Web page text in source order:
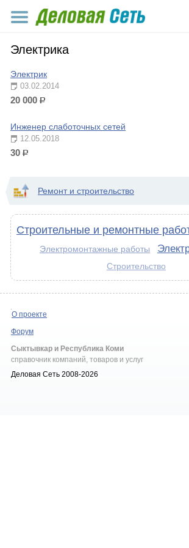
Электрика
Электрик
03.02.2014
20 000 р.
Инженер слаботочных сетей
12.05.2018
30 р.
Ремонт и строительство
Строительные и ремонтные
Электромонтажные работы
Строительство
О проекте
Форум
Сыктывкар и Республика Коми
справочник компаний, товаров и услуг
Деловая Сеть 2008-2026